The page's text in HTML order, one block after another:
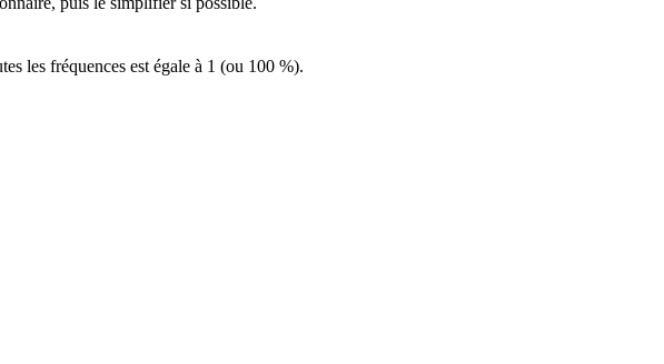
les fréquences est égale à 1 (ou 100 %).